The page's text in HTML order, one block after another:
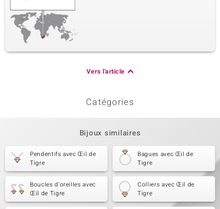
Vers l'article
Catégories
Bijoux similaires
Pendentifs avec Œil de
Tigre
Bagues avec Œil de
Tigre
Boucles d'oreilles avec
Œil de Tigre
Colliers avec Œil de
Tigre